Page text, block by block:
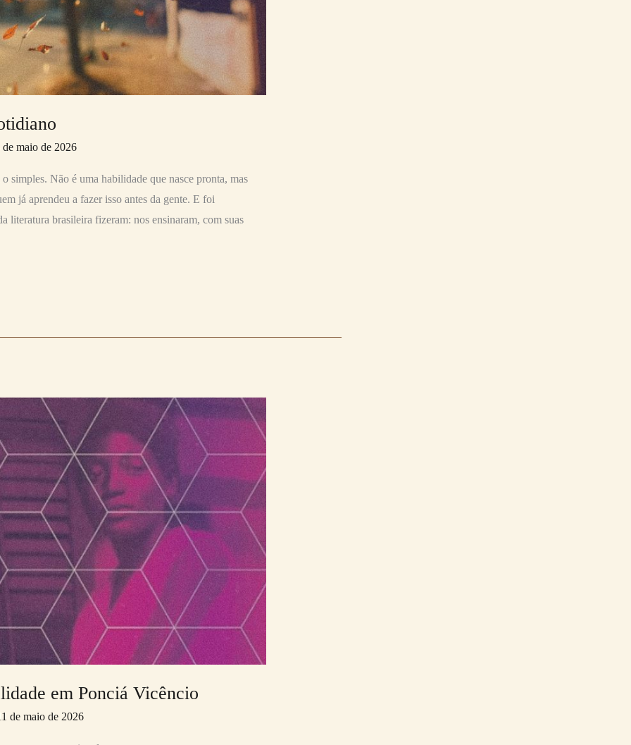
de maio de 2026
simples. Não é uma habilidade que nasce pronta, mas
já aprendeu a fazer isso antes da gente. E foi
literatura brasileira fizeram: nos ensinaram, com suas
em Ponciá Vicêncio
de maio de 2026